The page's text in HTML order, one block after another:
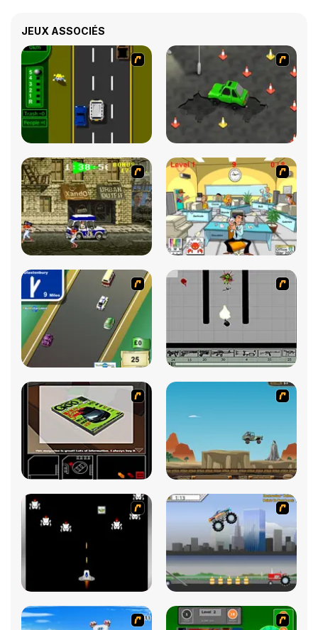
JEUX ASSOCIÉS